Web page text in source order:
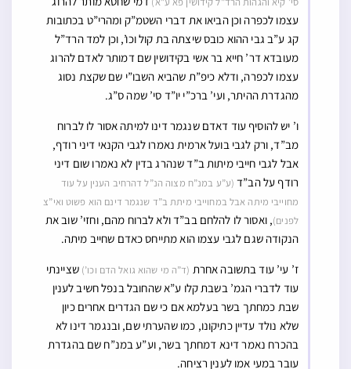
עצמו לכפרה וכן הביאו את דברי השטמ”ק ומהרי”ט בכתובות
קג ע”ב גבי ההוא כובס שיצתה בת קול וכו’, וכן למד הרד”ל
מעובדא דר’ חייא בר אשי בקידושין שם דמותר לאדם להרוג
עצמו לכפרה, ודלא כיפ”ת שהביא השבו”י שם שקצת נסוג
מהגדרת ההיתר, ועי’ ברכ”י יו”ד סי’ שמה ס”ג.
ו’ יש להוסיף עוד דאדם שנגמר דינו למיתה אסור לו לברוח
מב”ד, ורק לגבי בועל ארמית נאמרו לגבי הקנאי דיני רודף,
אבל לגבי חייבי מיתות ב”ד שנהרג בדין לא נאמרו שום דיני
רודף על הב”ד (ע”ע במנ”ח מצוה הנ”ל דהרחיב הענין על עוד
מחוייבי מיתה אבל במחוייבי מיתת ב”ד שנגמר דינם הוא פשוט ואי”צ
לפנים), ואסור לו להלחם בב”ד ולא לברוח מהם, וחזי’ שוב את
הנקודה שגם לגבי עצמו הוא מתייחס כאדם שחייב מיתה.
ז’ עי’ עוד בתשובה אחרת (ד”ה מי שהוא גואל הדם וכו’) שציינתי
עוד לדברי הגמ’ בשבת קלו ע”א שהחובל בנפל חשיב לענין
שבת כמחתך בשר בעלמא אם כי שם הגדרים אחרים כיון
שלא נולד עדיין כתיקונו, כמו שהערתי שם, ובנגמר דינו לא
בהכרח נאמר דינא דמחתך בשר, וע”ע במנ”ח שם בהגדרת
עובר במעי אמו לענין רציחה.